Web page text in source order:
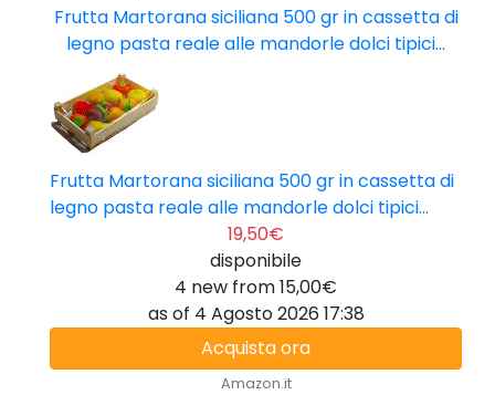
Frutta Martorana siciliana 500 gr in cassetta di
legno pasta reale alle mandorle dolci tipici...
Frutta Martorana siciliana 500 gr in cassetta di
legno pasta reale alle mandorle dolci tipici...
19,50€
disponibile
4 new from 15,00€
as of 4 Agosto 2026 17:38
Acquista ora
Amazon.it